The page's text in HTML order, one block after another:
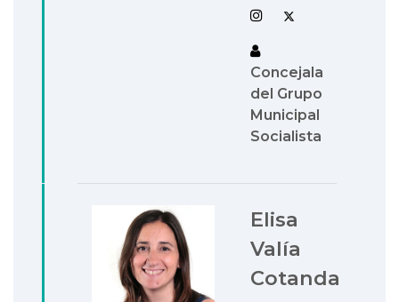
Concejala
del Grupo
Municipal
Socialista
Elisa
Valía
Cotanda